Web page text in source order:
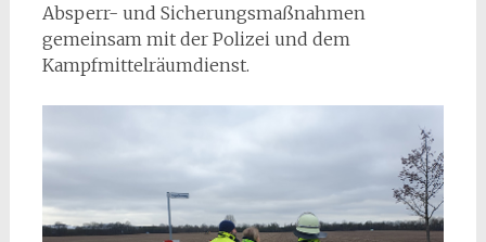
Absperr- und Sicherungsmaßnahmen
gemeinsam mit der Polizei und dem
Kampfmittelräumdienst.